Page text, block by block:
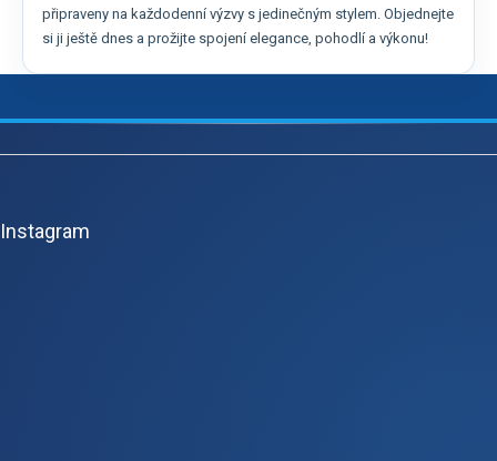
připraveny na každodenní výzvy s jedinečným stylem. Objednejte
si ji ještě dnes a prožijte spojení elegance, pohodlí a výkonu!
Z
Instagram